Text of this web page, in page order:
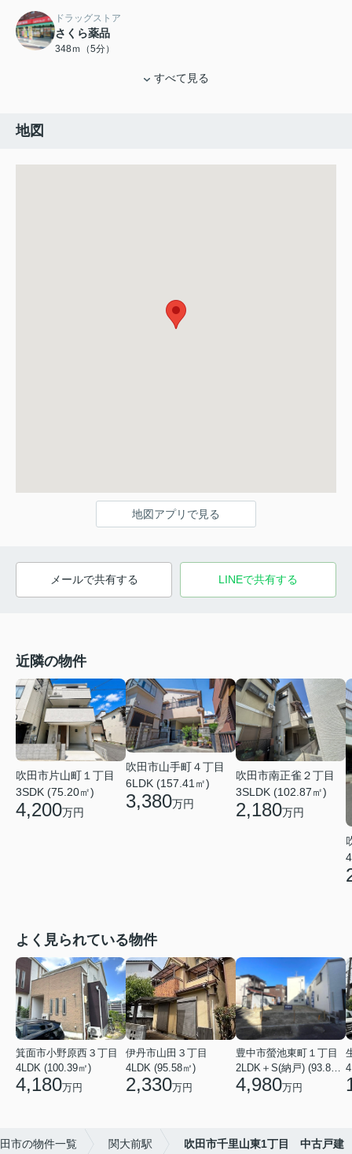
ドラッグストア
さくら薬品
348ｍ（5分）
すべて見る
地図
地図アプリで見る
メールで共有する LINEで共有する
近隣の物件
吹田市片山町１丁目
3SDK (75.20㎡)
4,200万円
吹田市山手町４丁目
6LDK (157.41㎡)
3,380万円
吹田市南正雀２丁目
3SLDK (102.87㎡)
2,180万円
よく見られている物件
箕面市小野原西３丁目
4LDK (100.39㎡)
4,180万円
伊丹市山田３丁目
4LDK (95.58㎡)
2,330万円
豊中市螢池東町１丁目
4,980万円
市の物件一覧 関大前駅 吹田市千里山東1丁目 中古戸建